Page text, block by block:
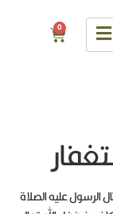
0
الرسول عليه الصلاة